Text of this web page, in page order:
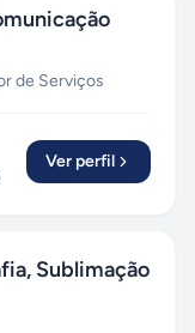
de Serviços
Ver perfil
Sublimação